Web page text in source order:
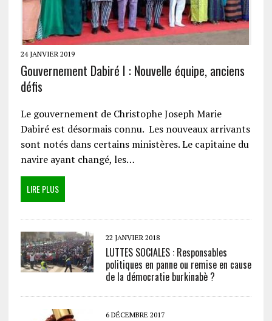
24 JANVIER 2019
Gouvernement Dabiré I : Nouvelle équipe, anciens
défis
Le gouvernement de Christophe Joseph Marie
Dabiré est désormais connu. Les nouveaux arrivants
sont notés dans certains ministères. Le capitaine du
navire ayant changé, les…
LIRE PLUS
22 JANVIER 2018
LUTTES SOCIALES : Responsables
politiques en panne ou remise en cause
de la démocratie burkinabè ?
6 DÉCEMBRE 2017